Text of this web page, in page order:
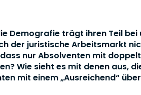
Demografie trägt ihren Teil bei
der juristische Arbeitsmarkt
nur Absolventen mit
Wie sieht es mit denen aus,
mit einem „Ausreichend“